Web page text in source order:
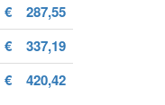
€
287,55
€
337,19
€ 420,42